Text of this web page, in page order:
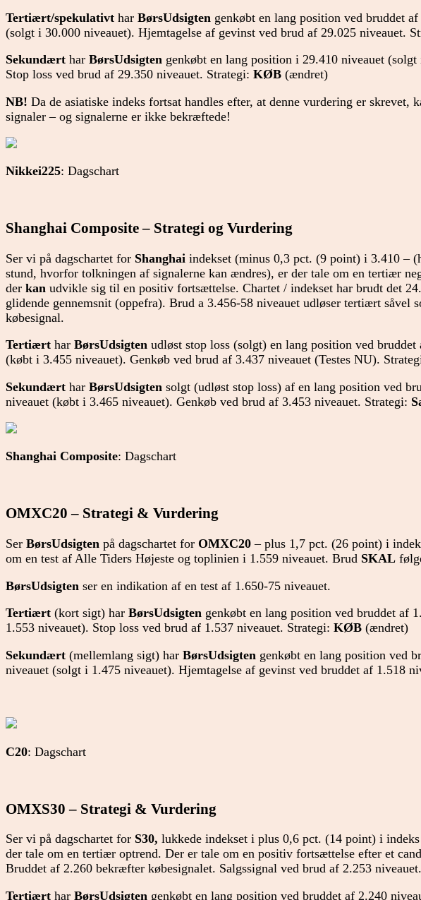
Tertiært/spekulativt har BørsUdsigten genkøbt en lang position ved bruddet
(solgt i 30.000 niveauet). Hjemtagelse af gevinst ved brud af 29.025 niveauet.
Sekundært har BørsUdsigten genkøbt en lang position i 29.410 niveauet
Stop loss ved brud af 29.350 niveauet. Strategi: KØB (ændret)
NB! Da de asiatiske indeks fortsat handles efter, at denne vurdering er skrevet,
signaler – og signalerne er ikke bekræftede!
Nikkei225: Dagschart
Shanghai Composite – Strategi og Vurdering
Ser vi på dagschartet for Shanghai indekset (minus 0,3 pct. (9 point) i 3.410 –
stund, hvorfor tolkningen af signalerne kan ændres), er der tale om en tertiær
der kan udvikle sig til en positiv fortsættelse. Chartet / indekset har brudt det
glidende gennemsnit (oppefra). Brud a 3.456-58 niveauet udløser tertiært såvel
købesignal.
Tertiært har BørsUdsigten udløst stop loss (solgt) en lang position ved bruddet
(købt i 3.455 niveauet). Genkøb ved brud af 3.437 niveauet (Testes NU).
Sekundært har BørsUdsigten solgt (udløst stop loss) af en lang position ved
niveauet (købt i 3.465 niveauet). Genkøb ved brud af 3.453 niveauet. Strategi:
Shanghai Composite: Dagschart
OMXC20 – Strategi & Vurdering
Ser BørsUdsigten på dagschartet for OMXC20 – plus 1,7 pct. (26 point) i
om en test af Alle Tiders Højeste og toplinien i 1.559 niveauet. Brud SKAL
BørsUdsigten ser en indikation af en test af 1.650-75 niveauet.
Tertiært (kort sigt) har BørsUdsigten genkøbt en lang position ved bruddet af
1.553 niveauet). Stop loss ved brud af 1.537 niveauet. Strategi: KØB (ændret)
Sekundært (mellemlang sigt) har BørsUdsigten genkøbt en lang position ved
niveauet (solgt i 1.475 niveauet). Hjemtagelse af gevinst ved bruddet af 1.518
C20: Dagschart
OMXS30 – Strategi & Vurdering
Ser vi på dagschartet for S30, lukkede indekset i plus 0,6 pct. (14 point) i
der tale om en tertiær optrend. Der er tale om en positiv fortsættelse efter et
Bruddet af 2.260 bekræfter købesignalet. Salgssignal ved brud af 2.253 niveauet.
Tertiært har BørsUdsigten genkøbt en lang position ved bruddet af 2.240